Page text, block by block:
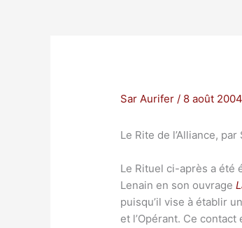
Sar Aurifer / 8 août 2004
Le Rite de l’Alliance,
Le Rituel ci-après a été
Lenain en son ouvrage
puisqu’il vise à établir
et l’Opérant. Ce